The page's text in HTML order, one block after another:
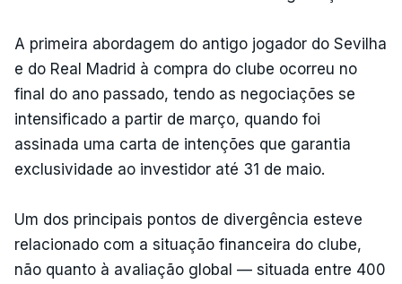
A primeira abordagem do antigo jogador do Sevilha
e do Real Madrid à compra do clube ocorreu no
final do ano passado, tendo as negociações se
intensificado a partir de março, quando foi
assinada uma carta de intenções que garantia
exclusividade ao investidor até 31 de maio.
Um dos principais pontos de divergência esteve
relacionado com a situação financeira do clube,
não quanto à avaliação global — situada entre 400